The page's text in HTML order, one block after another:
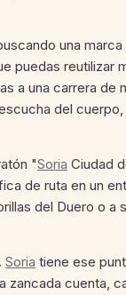
una
puedas reutilizar
a una carrera de
del
"Soria Ciudad
de ruta en un
del Duero o a
Soria tiene ese
zancada cuenta,